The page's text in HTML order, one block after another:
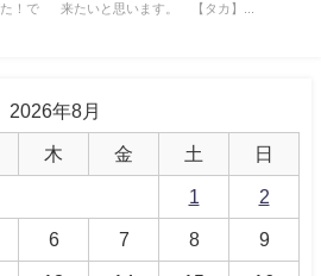
！で
来たいと思います。 【タカ】...
2026年8月
木 金 土 日
1 2
6 7 8 9